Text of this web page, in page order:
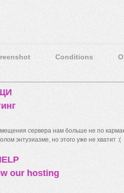
Conditions
сервера нам больше не по
энтузиазме, но этого уже не хватит :(
our hosting